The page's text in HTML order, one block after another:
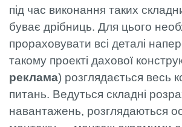
під час виконання таких
буває дрібниць. Для цього
прораховувати всі деталі
такому проекті дахової
реклама) розглядається весь
питань. Ведуться складні
навантажень, розглядаються